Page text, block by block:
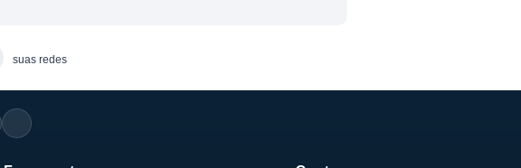
suas redes